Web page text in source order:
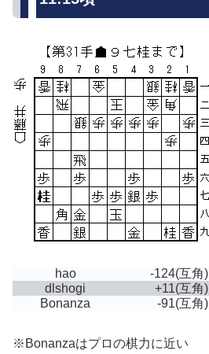
hao -124(互角)
dlshogi
+11(互角)
Bonanza
-91(互角)
※Bonanzaはプロの棋力に近い